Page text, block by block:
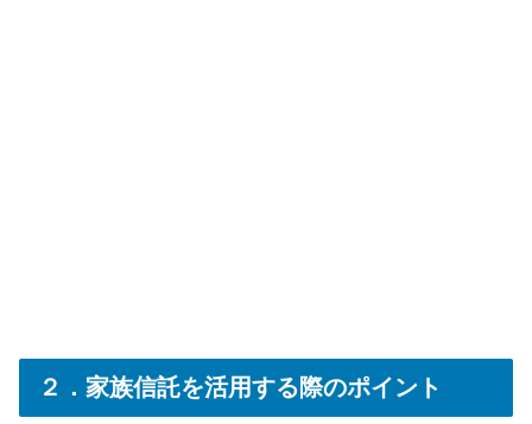
２．家族信託を活用する際のポイント